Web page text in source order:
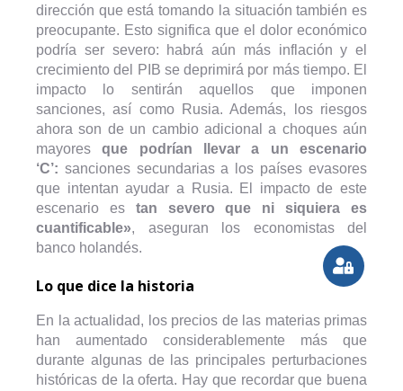
dirección que está tomando la situación también es
preocupante. Esto significa que el dolor económico
podría ser severo: habrá aún más inflación y el
crecimiento del PIB se deprimirá por más tiempo. El
impacto lo sentirán aquellos que imponen
sanciones, así como Rusia. Además, los riesgos
ahora son de un cambio adicional a choques aún
mayoresque podrían llevar a un escenario
‘C’: sanciones secundarias a los países evasores
que intentan ayudar a Rusia. El impacto de este
escenario es tan severo que ni siquiera es
cuantificable», aseguran los economistas del
banco holandés.
Lo que dice la historia
En la actualidad, los precios de las materias primas
han aumentado considerablemente más que
durante algunas de las principales perturbaciones
históricas de la oferta. Hay que recordar que buena